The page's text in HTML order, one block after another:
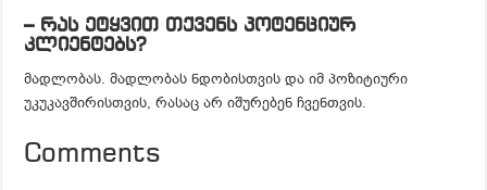
– რას ეტყვით თქვენს პოტენციურ
კლიენტებს?
მადლობას. მადლობას ნდობისთვის და იმ პოზიტიური
უკუკავშირისთვის, რასაც არ იშურებენ ჩვენთვის.
Comments